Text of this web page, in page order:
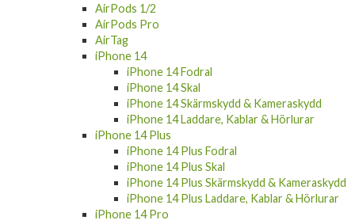
AirPods 1/2
AirPods Pro
AirTag
iPhone 14
iPhone 14 Fodral
iPhone 14 Skal
iPhone 14 Skärmskydd & Kameraskydd
iPhone 14 Laddare, Kablar & Hörlurar
iPhone 14 Plus
iPhone 14 Plus Fodral
iPhone 14 Plus Skal
iPhone 14 Plus Skärmskydd & Kameraskydd
iPhone 14 Plus Laddare, Kablar & Hörlurar
iPhone 14 Pro